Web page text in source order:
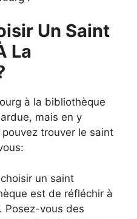
Un Saint
La
à la bibliothèque
mais en y
trouver le saint
un saint
est de réfléchir à
Posez-vous des